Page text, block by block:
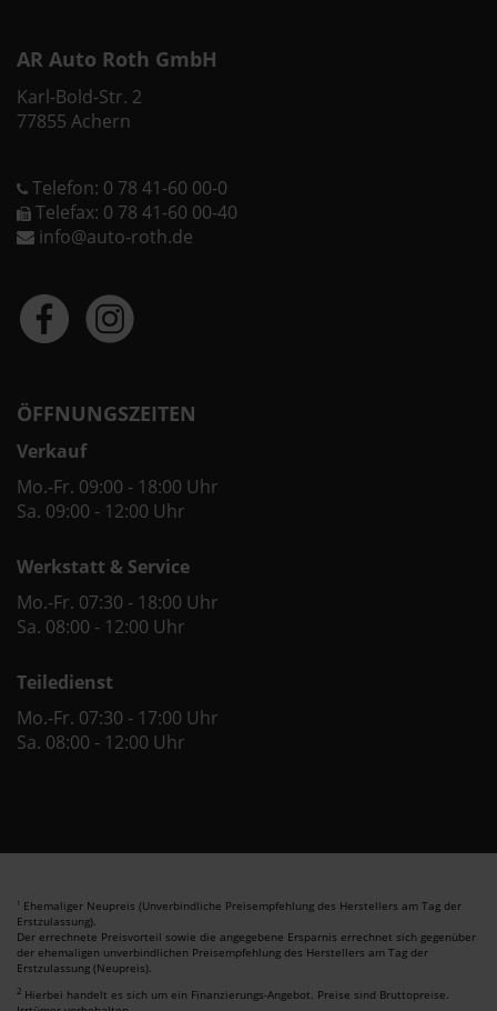
AR Auto Roth GmbH
Karl-Bold-Str. 2
77855 Achern
Telefon: 0 78 41-60 00-0
Telefax: 0 78 41-60 00-40
info@auto-roth.de
ÖFFNUNGSZEITEN
Verkauf
Mo.-Fr. 09:00 - 18:00 Uhr
Sa. 09:00 - 12:00 Uhr
Werkstatt & Service
Mo.-Fr. 07:30 - 18:00 Uhr
Sa. 08:00 - 12:00 Uhr
Teiledienst
Mo.-Fr. 07:30 - 17:00 Uhr
Sa. 08:00 - 12:00 Uhr
1 Ehemaliger Neupreis (Unverbindliche Preisempfehlung des Herstellers am Tag der
Erstzulassung).
Der errechnete Preisvorteil sowie die angegebene Ersparnis errechnet sich gegenüber
der ehemaligen unverbindlichen Preisempfehlung des Herstellers am Tag der
Erstzulassung (Neupreis).
2 Hierbei handelt es sich um ein Finanzierungs-Angebot. Preise sind Bruttopreise.